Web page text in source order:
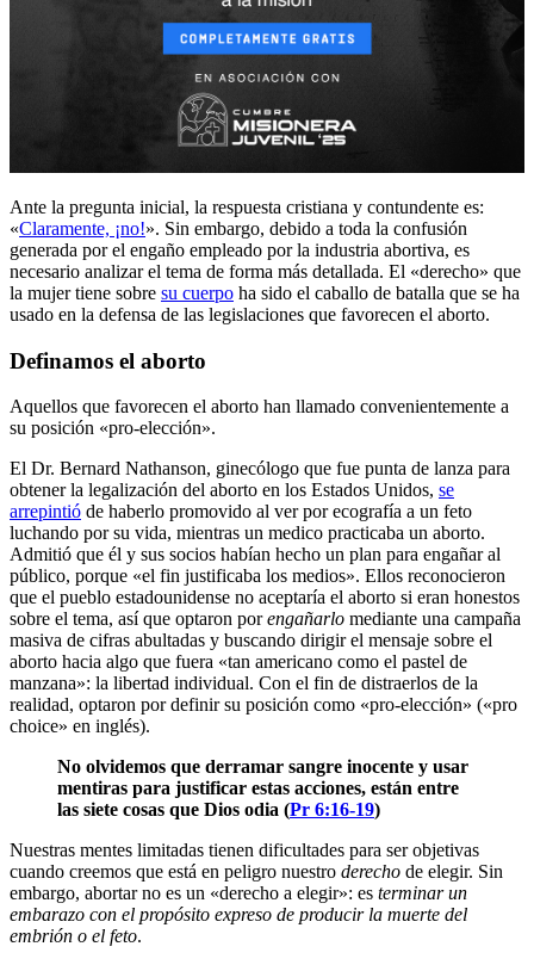
Ante la pregunta inicial, la respuesta cristiana y contundente es:
«Claramente, ¡no!». Sin embargo, debido a toda la confusión
generada por el engaño empleado por la industria abortiva, es
necesario analizar el tema de forma más detallada. El «derecho» que
la mujer tiene sobre su cuerpo ha sido el caballo de batalla que se ha
usado en la defensa de las legislaciones que favorecen el aborto.
Definamos el aborto
Aquellos que favorecen el aborto han llamado convenientemente a
su posición «pro-elección».
El Dr. Bernard Nathanson, ginecólogo que fue punta de lanza para
obtener la legalización del aborto en los Estados Unidos, se
arrepintió de haberlo promovido al ver por ecografía a un feto
luchando por su vida, mientras un medico practicaba un aborto.
Admitió que él y sus socios habían hecho un plan para engañar al
público, porque «el fin justificaba los medios». Ellos reconocieron
que el pueblo estadounidense no aceptaría el aborto si eran honestos
sobre el tema, así que optaron porengañarlo mediante una campaña
masiva de cifras abultadas y buscando dirigir el mensaje sobre el
aborto hacia algo que fuera «tan americano como el pastel de
manzana»: la libertad individual. Con el fin de distraerlos de la
realidad, optaron por definir su posición como «pro-elección» («pro
choice» en inglés).
No olvidemos que derramar sangre inocente y usar
mentiras para justificar estas acciones, están entre
las siete cosas que Dios odia (Pr 6:16-19)
Nuestras mentes limitadas tienen dificultades para ser objetivas
cuando creemos que está en peligro nuestro derecho de elegir. Sin
embargo, abortar no es un «derecho a elegir»: es terminar un
embarazo con el propósito expreso de producir la muerte del
embrión o el feto.